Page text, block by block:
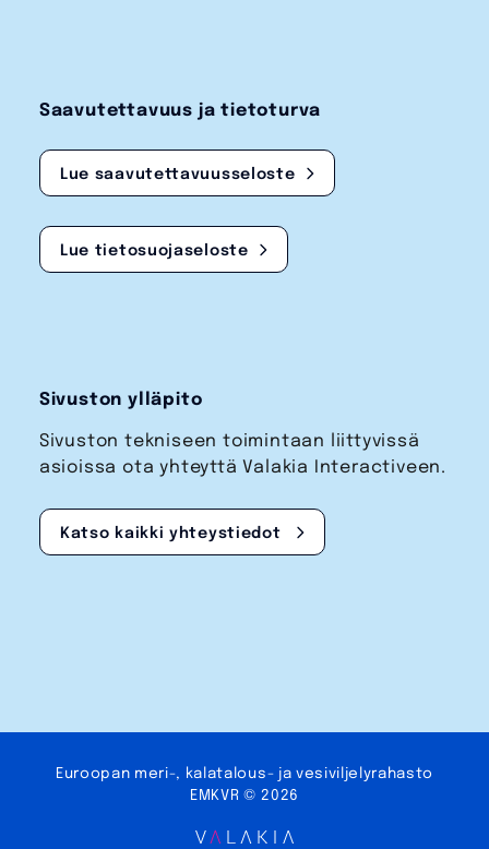
Saavutettavuus ja tietoturva
Lue saavutettavuusseloste
Lue tietosuojaseloste
Sivuston ylläpito
Sivuston tekniseen toimintaan liittyvissä
asioissa ota yhteyttä Valakia Interactiveen.
Katso kaikki yhteystiedot
Euroopan meri-, kalatalous- ja vesi­viljely­rahasto
EMKVR © 2026